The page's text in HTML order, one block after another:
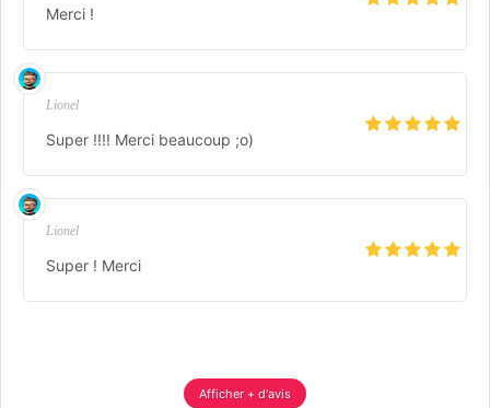
Merci !
Lionel
Super !!!! Merci beaucoup ;o)
Lionel
Super ! Merci
Afficher + d'avis